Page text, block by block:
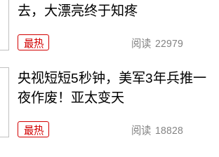
去，大漂亮终于知疼
最热 阅读 22979
央视短短5秒钟，美军3年兵推一
夜作废！亚太变天
最热 阅读 18828